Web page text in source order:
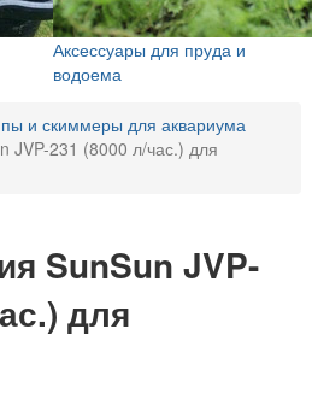
Аксессуары для пруда и
водоема
и скиммеры для аквариума
JVP-231 (8000 л/час.) для
SunSun JVP-
для